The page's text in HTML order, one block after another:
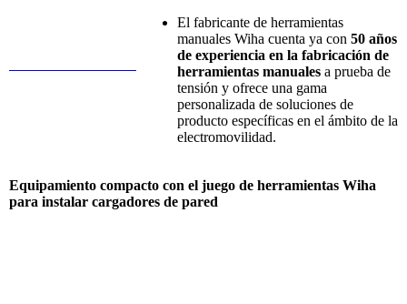
El fabricante de herramientas
manuales Wiha cuenta ya con 50 años
de experiencia en la fabricación de
herramientas manuales a prueba de
tensión y ofrece una gama
personalizada de soluciones de
producto específicas en el ámbito de la
electromovilidad.
Equipamiento compacto con el juego de herramientas Wiha
para instalar cargadores de pared